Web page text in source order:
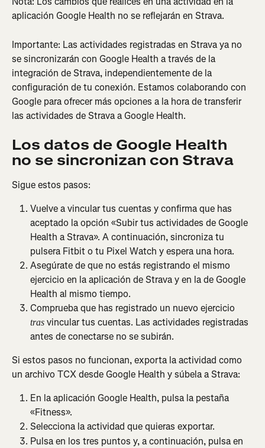
aplicación Google Health no se reflejarán en Strava.
Importante: Las actividades registradas en Strava ya no
se sincronizarán con Google Health a través de la
integración de Strava, independientemente de la
configuración de tu conexión. Estamos colaborando con
Google para ofrecer más opciones a la hora de transferir
las actividades de Strava a Google Health.
Los datos de Google Health
no se sincronizan con Strava
Sigue estos pasos:
Vuelve a vincular tus cuentas y confirma que has
aceptado la opción «Subir tus actividades de Google
Health a Strava». A continuación, sincroniza tu
pulsera Fitbit o tu Pixel Watch y espera una hora.
Asegúrate de que no estás registrando el mismo
ejercicio en la aplicación de Strava y en la de Google
Health al mismo tiempo.
Comprueba que has registrado un nuevo ejercicio
tras vincular tus cuentas. Las actividades registradas
antes de conectarse no se subirán.
Si estos pasos no funcionan, exporta la actividad como
un archivo TCX desde Google Health y súbela a Strava:
En la aplicación Google Health, pulsa la pestaña
«Fitness».
Selecciona la actividad que quieras exportar.
Pulsa en los tres puntos y, a continuación, pulsa en